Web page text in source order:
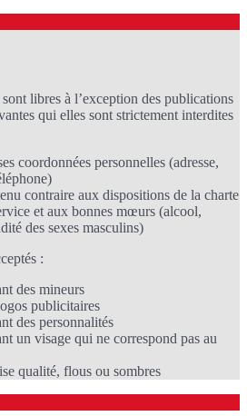
libres à l’exception des publications
qui elles sont strictement interdites
coordonnées personnelles (adresse,
contraire aux dispositions de la charte
et aux bonnes mœurs (alcool,
des sexes masculins)
:
des mineurs
publicitaires
des personnalités
un visage qui ne correspond pas au
qualité, flous ou sombres